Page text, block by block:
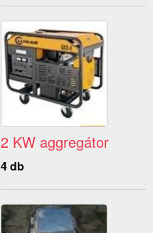
2 KW aggregátor
4 db